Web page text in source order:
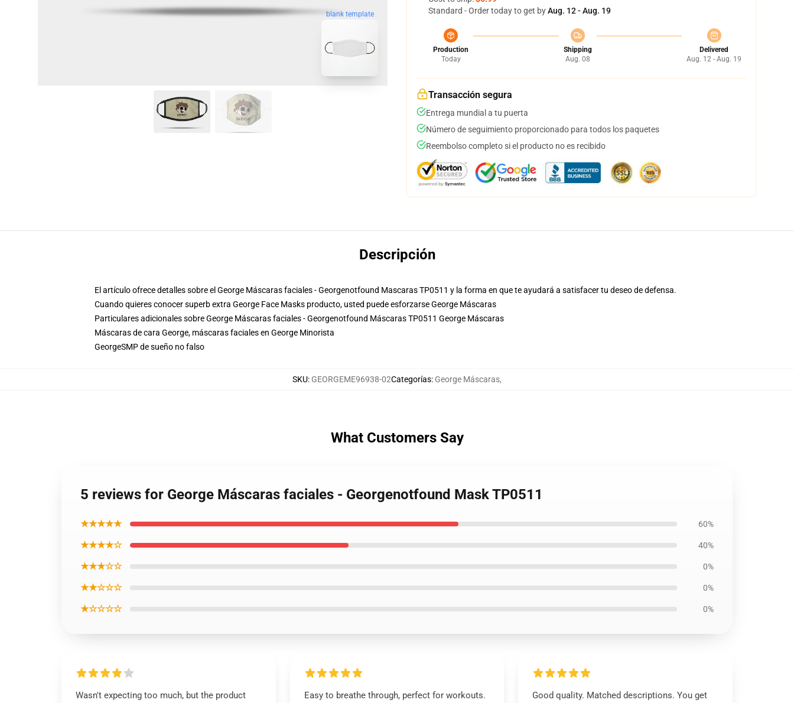
blank template
Standard - Order today to get byAug. 12 - Aug. 19
Production
Today
Shipping
Aug. 08
Delivered
Aug. 12 - Aug. 19
Transacción segura
Entrega mundial a tu puerta
Número de seguimiento proporcionado para todos los paquetes
Reembolso completo si el producto no es recibido
Descripción
El artículo ofrece detalles sobre el George Máscaras faciales - Georgenotfound Mascaras TP0511 y la forma en que te ayudará a satisfacer tu deseo de defensa.
Cuando quieres conocer superb extra George Face Masks producto, usted puede esforzarseGeorge Máscaras
Particulares adicionales sobre George Máscaras faciales - Georgenotfound Máscaras TP0511 George Máscaras
Máscaras de cara George, máscaras faciales en George Minorista
GeorgeSMP de sueño no falso
SKU: GEORGEME96938-02Categorías: George Máscaras,
What Customers Say
5 reviews for George Máscaras faciales - Georgenotfound Mask TP0511
★★★★★ 60%
★★★★☆ 40%
★★★☆☆ 0%
★★☆☆☆ 0%
★☆☆☆☆ 0%
Wasn't expecting too much, but the product
Easy to breathe through, perfect for workouts.
Good quality. Matched descriptions. You get